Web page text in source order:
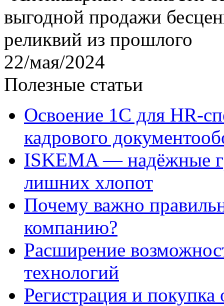
22/мая/2024
Полезные статьи
Освоение 1С для HR-
кадрового
ISKEMA — надёжные
лишних хлопот
Почему важно
компанию?
Расширение
технологий
Регистрация и